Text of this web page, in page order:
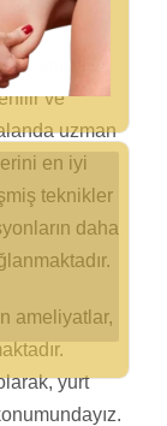
Fatih
ve
uzman
en iyi
teknikler
daha
ameliyatlar,
yurt